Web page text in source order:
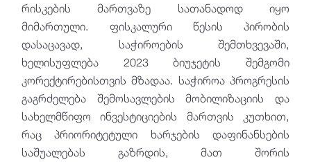
რისკების მართვაზე სათანადოდ იყო
მიმართული. ფისკალური წესის პირობის
დასაცავად, საჭიროების შემთხვევაში,
ხელისუფლება 2023 ბიუჯეტის შემგომი
კორექტირებისთვის მზადაა. საჭიროა პროგრესის
გაგრძელება შემოსავლების მობილიზაციის და
სახელმწიფო ინვესტიციების მართვის კუთხით,
რაც პრიორიტეტული ხარჯების დაფინანსების
საშუალებას გაზრდის, მათ შორის